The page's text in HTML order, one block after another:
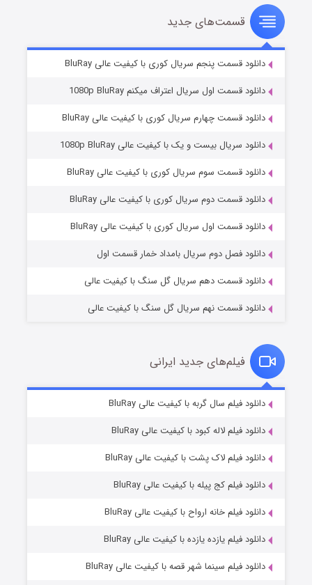
قسمت۸ (زیرنویس) منتشر شد
عملیات آپارتمان
قسمت۲ (زیرنویس) منتشر شد
قسمت۲ (زیرنویس) منتشر شد
قسمت‌های جدید
دانلود قسمت پنجم سریال کوری با کیفیت عالی BluRay
دانلود قسمت اول سریال اعتراف میکنم 1080p BluRay
دانلود قسمت چهارم سریال کوری با کیفیت عالی BluRay
دانلود سریال بیست و یک با کیفیت عالی 1080p BluRay
دانلود قسمت سوم سریال کوری با کیفیت عالی BluRay
دانلود قسمت دوم سریال کوری با کیفیت عالی BluRay
دانلود قسمت اول سریال کوری با کیفیت عالی BluRay
دانلود فصل دوم سریال بامداد خمار قسمت اول
دانلود قسمت دهم سریال گل سنگ با کیفیت عالی
دانلود قسمت نهم سریال گل سنگ با کیفیت عالی
فیلم‌های جدید ایرانی
دانلود فیلم سال گربه با کیفیت عالی BluRay
دانلود فیلم لاله کبود با کیفیت عالی BluRay
دانلود فیلم لاک پشت با کیفیت عالی BluRay
دانلود فیلم کج‌ پیله با کیفیت عالی BluRay
دانلود فیلم خانه ارواح با کیفیت عالی BluRay
دانلود فیلم یازده یازده با کیفیت عالی BluRay
دانلود فیلم سینما شهر قصه با کیفیت عالی BluRay